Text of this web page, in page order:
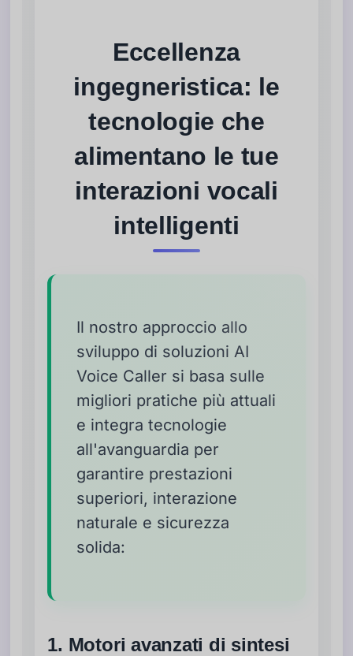
Eccellenza
ingegneristica: le
tecnologie che
alimentano le tue
interazioni vocali
intelligenti
Il nostro approccio allo
sviluppo di soluzioni AI
Voice Caller si basa sulle
migliori pratiche più attuali
e integra tecnologie
all'avanguardia per
garantire prestazioni
superiori, interazione
naturale e sicurezza
solida:
1. Motori avanzati di sintesi